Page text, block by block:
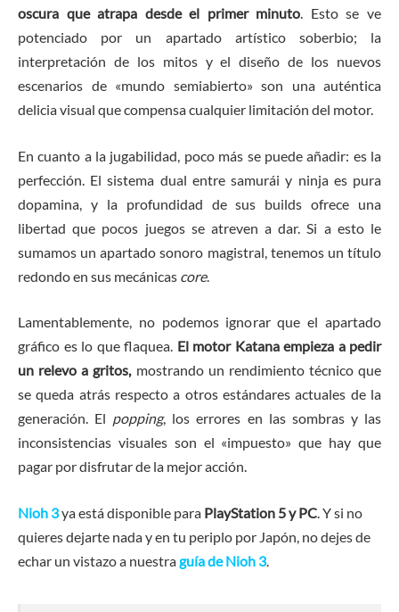
oscura que atrapa desde el primer minuto. Esto se ve
potenciado por un apartado artístico soberbio; la
interpretación de los mitos y el diseño de los nuevos
escenarios de «mundo semiabierto» son una auténtica
delicia visual que compensa cualquier limitación del motor.
En cuanto a la jugabilidad, poco más se puede añadir: es la
perfección. El sistema dual entre samurái y ninja es pura
dopamina, y la profundidad de sus builds ofrece una
libertad que pocos juegos se atreven a dar. Si a esto le
sumamos un apartado sonoro magistral, tenemos un título
redondo en sus mecánicas core.
Lamentablemente, no podemos ignorar que el apartado
gráfico es lo que flaquea. El motor Katana empieza a pedir
un relevo a gritos,mostrando un rendimiento técnico que
se queda atrás respecto a otros estándares actuales de la
generación. El popping, los errores en las sombras y las
inconsistencias visuales son el «impuesto» que hay que
pagar por disfrutar de la mejor acción.
Nioh 3ya está disponible para PlayStation 5 y PC . Y si no
quieres dejarte nada y en tu periplo por Japón, no dejes de
echar un vistazo a nuestraguía de Nioh 3.